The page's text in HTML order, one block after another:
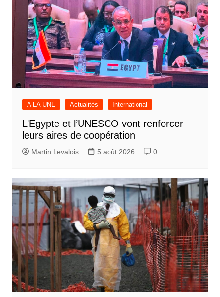
A LA UNE Actualités International
L’Egypte et l’UNESCO vont renforcer
leurs aires de coopération
Martin Levalois 5 août 2026 0